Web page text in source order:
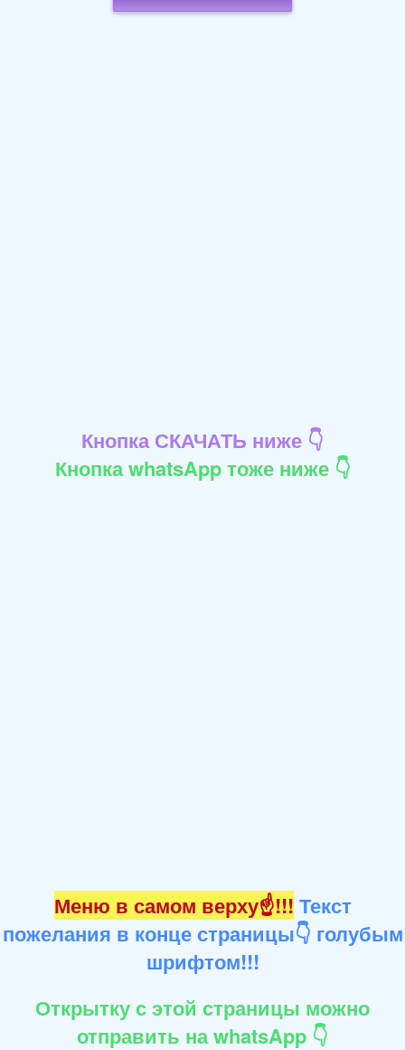
Кнопка СКАЧАТЬ ниже 👇
Кнопка whatsApp тоже ниже 👇
Меню в самом верху☝!!! Текст
пожелания в конце страницы👇 голубым
шрифтом!!!
Открытку с этой страницы можно
отправить на whatsApp 👇